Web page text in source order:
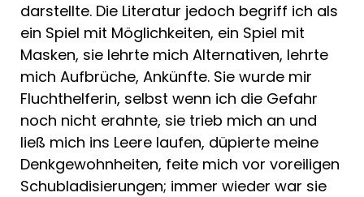
darstellte. Die Literatur jedoch begriff ich als
ein Spiel mit Möglichkeiten, ein Spiel mit
Masken, sie lehrte mich Alternativen, lehrte
mich Aufbrüche, Ankünfte. Sie wurde mir
Fluchthelferin, selbst wenn ich die Gefahr
noch nicht erahnte, sie trieb mich an und
ließ mich ins Leere laufen, düpierte meine
Denkgewohnheiten, feite mich vor voreiligen
Schubladisierungen; immer wieder war sie